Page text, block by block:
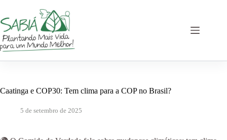
o
conteúdo
Caatinga e COP30: Tem clima para a COP no Brasil?
5 de setembro de 2025